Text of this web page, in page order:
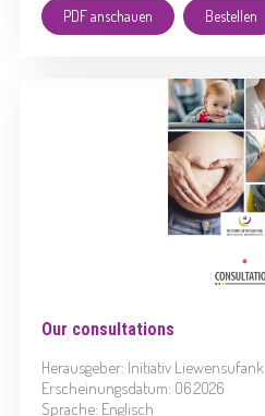
PDF anschauen Bestellen
Our consultations
Herausgeber: Initiativ Liewensufank
Erscheinungsdatum: 06.2026
Sprache: Englisch